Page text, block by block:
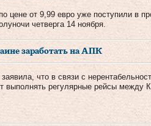
цене от 9,99 евро уже поступили в
четверга 14 ноября.
заработать на АПК
что в связи с
выполнять регулярные рейсы между